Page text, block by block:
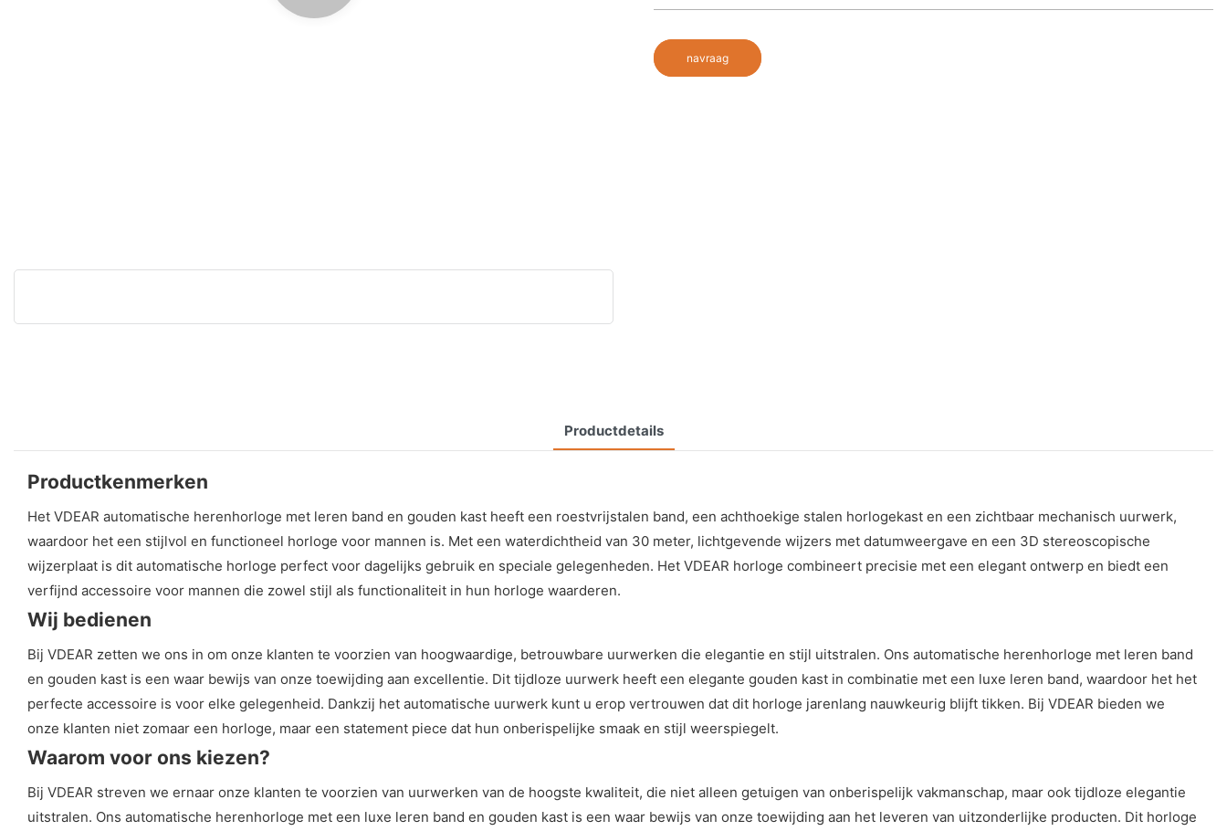
navraag
Productdetails
Productkenmerken
Het VDEAR automatische herenhorloge met leren band en gouden kast heeft een roestvrijstalen band, een achthoekige stalen horlogekast en een zichtbaar mechanisch uurwerk,
waardoor het een stijlvol en functioneel horloge voor mannen is. Met een waterdichtheid van 30 meter, lichtgevende wijzers met datumweergave en een 3D stereoscopische
wijzerplaat is dit automatische horloge perfect voor dagelijks gebruik en speciale gelegenheden. Het VDEAR horloge combineert precisie met een elegant ontwerp en biedt een
verfijnd accessoire voor mannen die zowel stijl als functionaliteit in hun horloge waarderen.
Wij bedienen
Bij VDEAR zetten we ons in om onze klanten te voorzien van hoogwaardige, betrouwbare uurwerken die elegantie en stijl uitstralen. Ons automatische herenhorloge met leren band
en gouden kast is een waar bewijs van onze toewijding aan excellentie. Dit tijdloze uurwerk heeft een elegante gouden kast in combinatie met een luxe leren band, waardoor het het
perfecte accessoire is voor elke gelegenheid. Dankzij het automatische uurwerk kunt u erop vertrouwen dat dit horloge jarenlang nauwkeurig blijft tikken. Bij VDEAR bieden we
onze klanten niet zomaar een horloge, maar een statement piece dat hun onberispelijke smaak en stijl weerspiegelt.
Waarom voor ons kiezen?
Bij VDEAR streven we ernaar onze klanten te voorzien van uurwerken van de hoogste kwaliteit, die niet alleen getuigen van onberispelijk vakmanschap, maar ook tijdloze elegantie
uitstralen. Ons automatische herenhorloge met een luxe leren band en gouden kast is een waar bewijs van onze toewijding aan het leveren van uitzonderlijke producten. Dit horloge